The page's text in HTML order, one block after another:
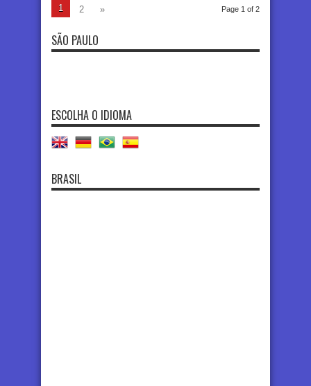
Page 1 of 2
1 2 »
SÃO PAULO
ESCOLHA O IDIOMA
BRASIL